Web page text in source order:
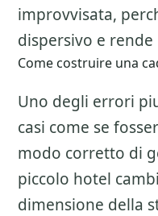
improvvisata,
dispersivo e
Come costruire una
Uno degli errori
casi come se
modo corretto di
piccolo hotel
dimensione della